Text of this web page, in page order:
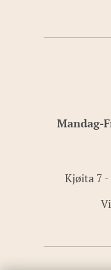
Mandag-
Kjøita 7 -